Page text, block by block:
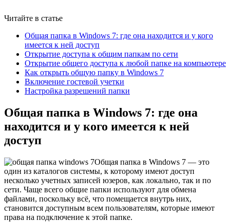
Читайте в статье
Общая папка в Windows 7: где она находится и у кого
имеется к ней доступ
Открытие доступа к общим папкам по сети
Открытие общего доступа к любой папке на компьютере
Как открыть общую папку в Windows 7
Включение гостевой учетки
Настройка разрешений папки
Общая папка в Windows 7: где она
находится и у кого имеется к ней
доступ
Общая папка в Windows 7 — это
один из каталогов системы, к которому имеют доступ
несколько учетных записей юзеров, как локально, так и по
сети. Чаще всего общие папки используют для обмена
файлами, поскольку всё, что помещается внутрь них,
становится доступным всем пользователям, которые имеют
права на подключение к этой папке.